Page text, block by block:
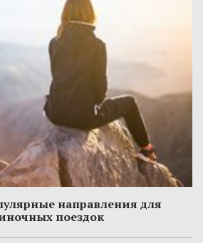
направления для
поездок